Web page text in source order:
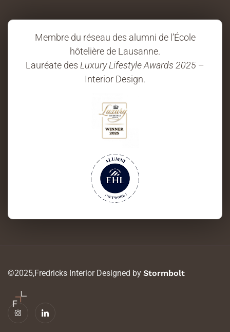
Membre du réseau des alumni de l’École
hôtelière de Lausanne.
Lauréate des Luxury Lifestyle Awards 2025 –
Interior Design.
©2025,Fredricks Interior Designed by Stormbolt